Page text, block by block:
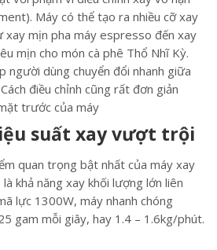
Máy có thể tạo ra nhiều cỡ xay
xay mịn pha máy espresso đến xay
mịn cho món cà phê Thổ Nhĩ Kỳ.
người dùng chuyển đổi nhanh giữa
điều chỉnh cũng rất đơn giản
trước của máy
suất xay vượt trội
quan trọng bật nhất của máy xay
khả năng xay khối lượng lớn liên
lực 1300W, máy nhanh chóng
gam mỗi giây, hay 1.4 – 1.6kg/phút.